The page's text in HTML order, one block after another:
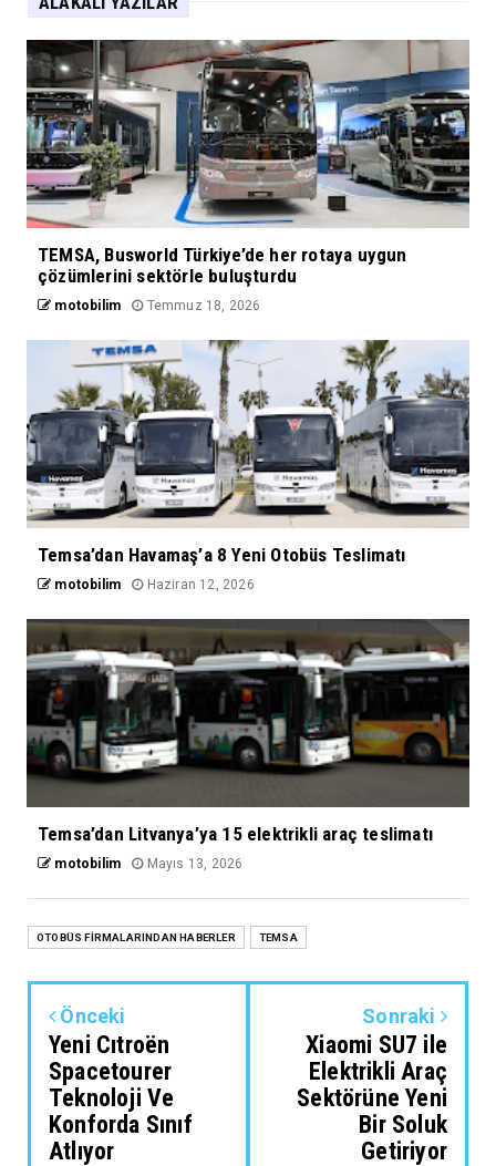
TEMSA, Busworld Türkiye’de her rotaya uygun
çözümlerini sektörle buluşturdu
motobilim Temmuz 18, 2026
Temsa’dan Havamaş’a 8 Yeni Otobüs Teslimatı
motobilim Haziran 12, 2026
Temsa’dan Litvanya’ya 15 elektrikli araç teslimatı
motobilim Mayıs 13, 2026
OTOBÜS FİRMALARINDAN HABERLER TEMSA
Önceki
Yeni Cıtroën
Spacetourer
Teknoloji Ve
Konforda Sınıf
Atlıyor
Sonraki
Xiaomi SU7 ile
Elektrikli Araç
Sektörüne Yeni
Bir Soluk
Getiriyor